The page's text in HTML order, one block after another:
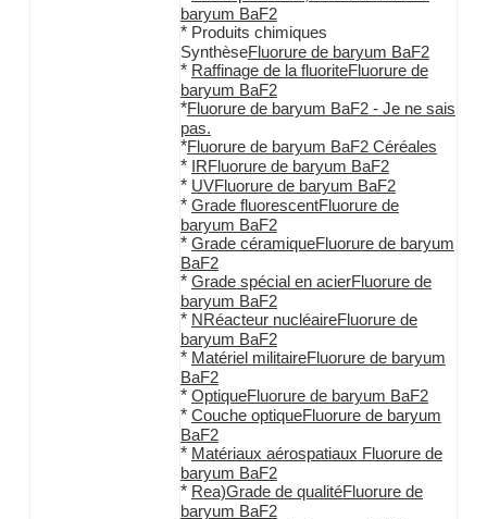
baryum BaF2
* Produits chimiques
SynthèseFluorure de baryum BaF2
* Raffinage de la fluoriteFluorure de
baryum BaF2
*Fluorure de baryum BaF2 - Je ne sais
pas.
*Fluorure de baryum BaF2 Céréales
* IRFluorure de baryum BaF2
* UVFluorure de baryum BaF2
* Grade fluorescentFluorure de
baryum BaF2
* Grade céramiqueFluorure de baryum
BaF2
* Grade spécial en acierFluorure de
baryum BaF2
* N Réacteur nucléaireFluorure de
baryum BaF2
* Matériel militaireFluorure de baryum
BaF2
* OptiqueFluorure de baryum BaF2
* Couche optiqueFluorure de baryum
BaF2
* Matériaux aérospatiaux Fluorure de
baryum BaF2
* Rea)Grade de qualitéFluorure de
baryum BaF2